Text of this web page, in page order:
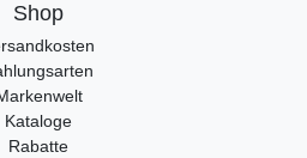
Shop
Kataloge
Rabatte